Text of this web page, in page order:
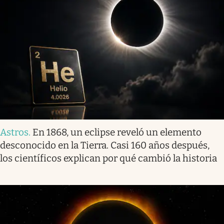
Astros. En 1868, un eclipse reveló un elemento
desconocido en la Tierra. Casi 160 años después,
los científicos explican por qué cambió la historia